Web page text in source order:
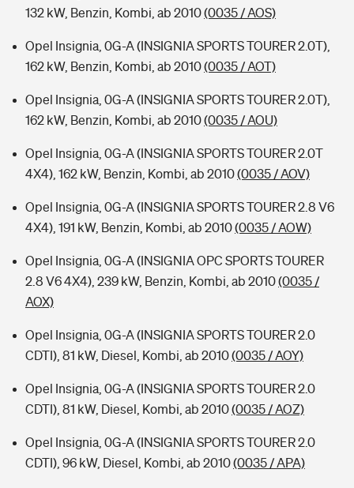
132 kW, Benzin, Kombi, ab 2010(0035 / AOS)
Opel Insignia, 0G-A (INSIGNIA SPORTS TOURER 2.0T),
162 kW, Benzin, Kombi, ab 2010(0035 / AOT)
Opel Insignia, 0G-A (INSIGNIA SPORTS TOURER 2.0T),
162 kW, Benzin, Kombi, ab 2010(0035 / AOU)
Opel Insignia, 0G-A (INSIGNIA SPORTS TOURER 2.0T
4X4), 162 kW, Benzin, Kombi, ab 2010(0035 / AOV)
Opel Insignia, 0G-A (INSIGNIA SPORTS TOURER 2.8 V6
4X4), 191 kW, Benzin, Kombi, ab 2010(0035 / AOW)
Opel Insignia, 0G-A (INSIGNIA OPC SPORTS TOURER
2.8 V6 4X4), 239 kW, Benzin, Kombi, ab 2010(0035 /
AOX)
Opel Insignia, 0G-A (INSIGNIA SPORTS TOURER 2.0
CDTI), 81 kW, Diesel, Kombi, ab 2010(0035 / AOY)
Opel Insignia, 0G-A (INSIGNIA SPORTS TOURER 2.0
CDTI), 81 kW, Diesel, Kombi, ab 2010(0035 / AOZ)
Opel Insignia, 0G-A (INSIGNIA SPORTS TOURER 2.0
CDTI), 96 kW, Diesel, Kombi, ab 2010(0035 / APA)